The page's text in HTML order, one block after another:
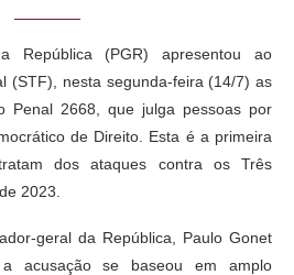
República (PGR) apresentou ao
(STF), nesta segunda-feira (14/7) as
Penal 2668, que julga pessoas por
de Direito. Esta é a primeira
dos ataques contra os Três
2023.
geral da República, Paulo Gonet
acusação se baseou em amplo